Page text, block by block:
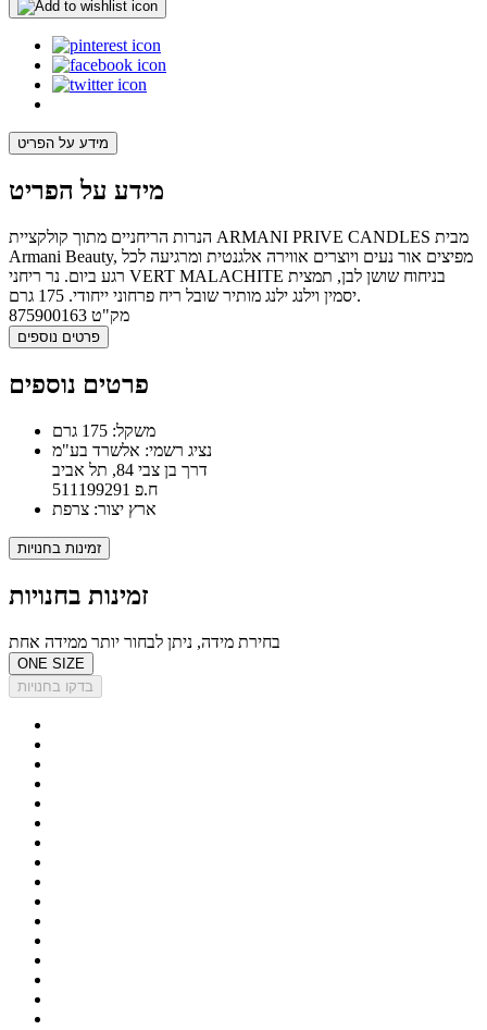
מידע על הפריט
מידע על הפריט
הנרות הריחניים מתוך קולקציית ARMANI PRIVE CANDLES מבית
Armani Beauty, מפיצים אור נעים ויוצרים אווירה אלגנטית ומרגיעה לכל
רגע ביום. נר ריחני VERT MALACHITE בניחוח שושן לבן, תמצית
יסמין וילנג ילנג מותיר שובל ריח פרחוני ייחודי. 175 גרם.
מק"ט 875900163
פרטים נוספים
פרטים נוספים
משקל: 175 גרם
נציג רשמי: אלשרד בע"מ
דרך בן צבי 84, תל אביב
ח.פ 511199291
ארץ יצור: צרפת
זמינות בחנויות
זמינות בחנויות
בחירת מידה, ניתן לבחור יותר ממידה אחת
ONE SIZE
בדקו בחנויות